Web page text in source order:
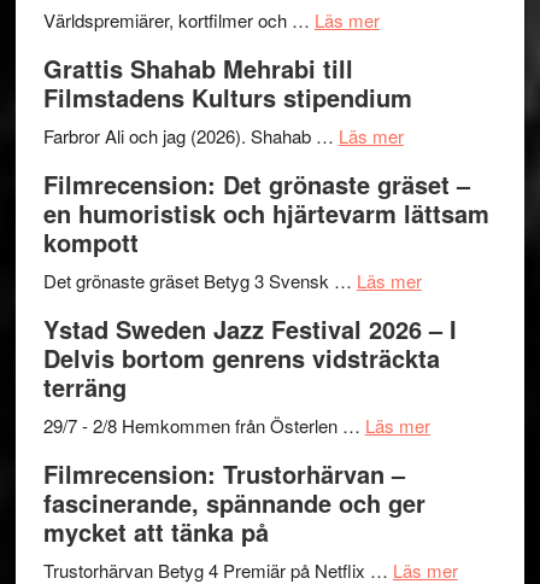
The
Files:
I
Want
Believe
–
Frankenshtey
med
Fox
och
Scully
Världspremiärer, kortfilmer och … Läs merom
West
presenterar
nya
titlar
årets
Grattis Shahab Mehrabi till
Filmstadens Kulturs stipendium
Farbror Ali och jag (2026). Shahab … Läs merom
Shahab
Mehrabi
Filmstadens
stipendium
Filmrecension: Det grönaste gräset –
en humoristisk och hjärtevarm lättsam
kompott
Det grönaste gräset Betyg 3 Svensk … Läs merom
Det
grönaste
–
och
lättsam
Ystad Sweden Jazz Festival 2026 – I
Delvis bortom genrens vidsträckta
terräng
29/7 - 2/8 Hemkommen från Österlen … Läs merom
2026
Filmrecension: Trustorhärvan –
fascinerande, spännande och ger
mycket att tänka på
Trustorhärvan Betyg 4 Premiär på Netflix … Läs merom